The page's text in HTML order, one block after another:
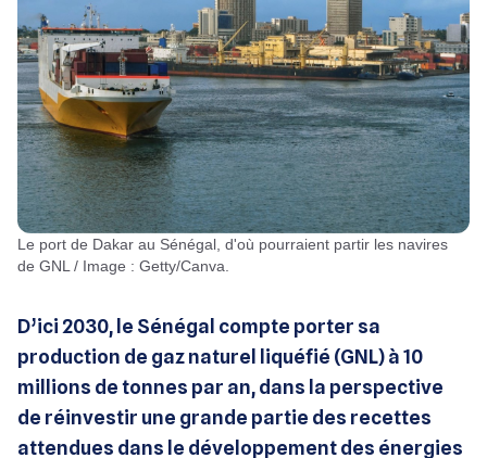
Le port de Dakar au Sénégal, d'où pourraient partir les navires
de GNL / Image : Getty/Canva.
D’ici 2030, le Sénégal compte porter sa
production de gaz naturel liquéfié (GNL) à 10
millions de tonnes par an, dans la perspective
de réinvestir une grande partie des recettes
attendues dans le développement des énergies